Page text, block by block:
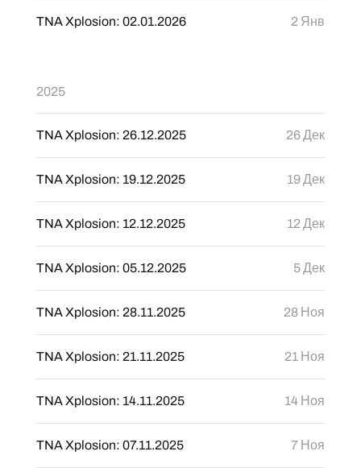
TNA Xplosion: 02.01.2026 2 Янв
2025
TNA Xplosion: 26.12.2025 26 Дек
TNA Xplosion: 19.12.2025 19 Дек
TNA Xplosion: 12.12.2025 12 Дек
TNA Xplosion: 05.12.2025 5 Дек
TNA Xplosion: 28.11.2025 28 Ноя
TNA Xplosion: 21.11.2025 21 Ноя
TNA Xplosion: 14.11.2025 14 Ноя
TNA Xplosion: 07.11.2025 7 Ноя